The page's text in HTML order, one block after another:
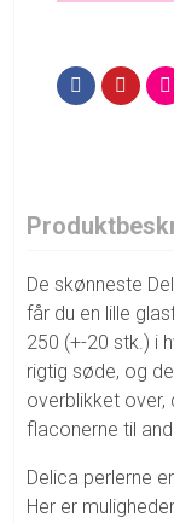
De skønneste
får du en lille
250 (+-20 stk.) i
rigtig søde, og
overblikket over,
flaconerne til
Delica perlerne
Her er